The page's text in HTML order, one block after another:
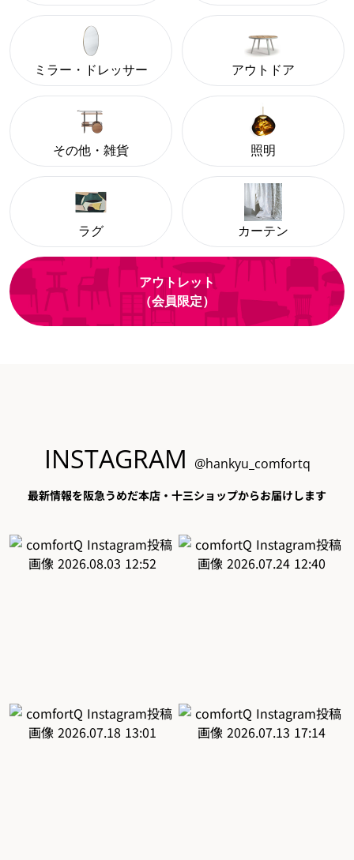
ミラー・ドレッサー アウトドア
その他・雑貨 照明
ラグ カーテン
アウトレット
（会員限定）
INSTAGRAM @hankyu_comfortq
最新情報を阪急うめだ本店・十三ショップからお届けします